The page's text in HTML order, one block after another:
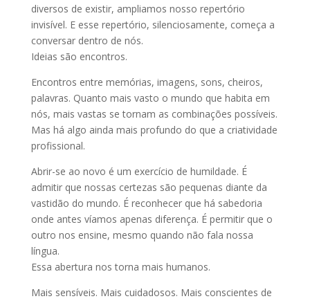
diversos de existir, ampliamos nosso repertório
invisível. E esse repertório, silenciosamente, começa a
conversar dentro de nós.
Ideias são encontros.
Encontros entre memórias, imagens, sons, cheiros,
palavras. Quanto mais vasto o mundo que habita em
nós, mais vastas se tornam as combinações possíveis.
Mas há algo ainda mais profundo do que a criatividade
profissional.
Abrir-se ao novo é um exercício de humildade. É
admitir que nossas certezas são pequenas diante da
vastidão do mundo. É reconhecer que há sabedoria
onde antes víamos apenas diferença. É permitir que o
outro nos ensine, mesmo quando não fala nossa
língua.
Essa abertura nos torna mais humanos.
Mais sensíveis. Mais cuidadosos. Mais conscientes de